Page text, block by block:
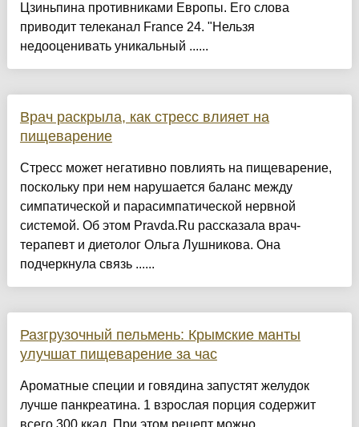
Цзиньпина противниками Европы. Его слова
приводит телеканал France 24. "Нельзя
недооценивать уникальный ......
Врач раскрыла, как стресс влияет на
пищеварение
Стресс может негативно повлиять на пищеварение,
поскольку при нем нарушается баланс между
симпатической и парасимпатической нервной
системой. Об этом Pravda.Ru рассказала врач-
терапевт и диетолог Ольга Лушникова. Она
подчеркнула связь ......
Разгрузочный пельмень: Крымские манты
улучшат пищеварение за час
Ароматные специи и говядина запустят желудок
лучше панкреатина. 1 взрослая порция содержит